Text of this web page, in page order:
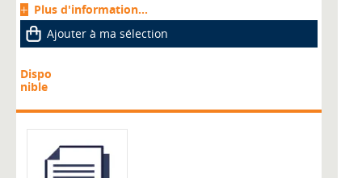
Plus d'information...
Ajouter à ma sélection
Dispo
nible